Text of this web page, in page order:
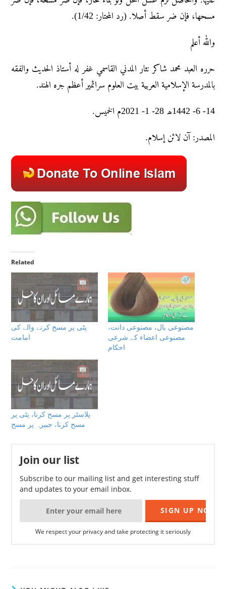
مسحها، فإن ضر سقط أصلا. (رد المحتار: 1/42).
والله أعلم
حرره العبد محمد شاکر نثار المدني القاسمي غفر له أستاذ الحديث والفقه
بالمدرسة الإسلامية العربية بيت العلوم سرائمير أعظم جره الهند.
14- 6- 1442ھ 28- 1- 2021م الخميس.
المصدر: آن لائن إسلام.
Related
پٹی پر مسح کرنے والے کی
امامت
مصنوعی بال، مصنوعی دانت،
مصنوعی اعضاء كے شرعى
احكام
پلاسٹر پر مسح کرنا، پٹی پر
مسح کرنا، جبیرہ پر مسح
Join our list
Subscribe to our mailing list and get interesting stuff
and updates to your email inbox.
We respect your privacy and take protecting it seriously